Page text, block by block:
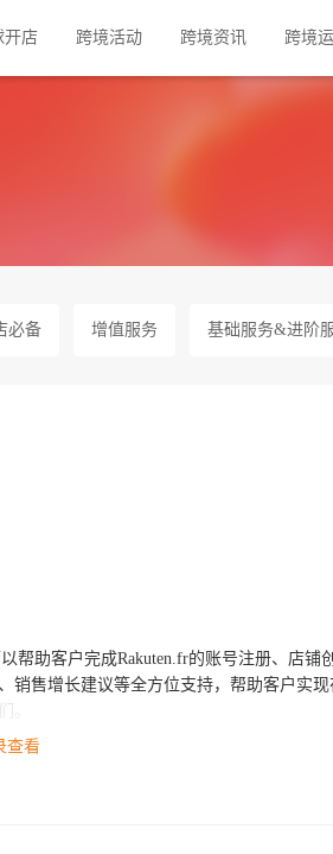
开店 跨境活动 跨境资讯 跨境
必备 增值服务 基础服务&进阶
帮助客户完成Rakuten.fr的账号注册、店铺
售增长建议等全方位支持，帮助客户实现
。
查看